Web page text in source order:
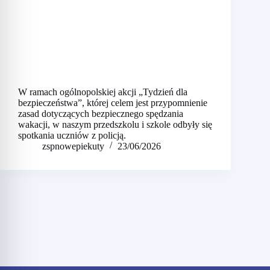
W ramach ogólnopolskiej akcji „Tydzień dla
bezpieczeństwa”, której celem jest przypomnienie
zasad dotyczących bezpiecznego spędzania
wakacji, w naszym przedszkolu i szkole odbyły się
spotkania uczniów z policją.
zspnowepiekuty
23/06/2026